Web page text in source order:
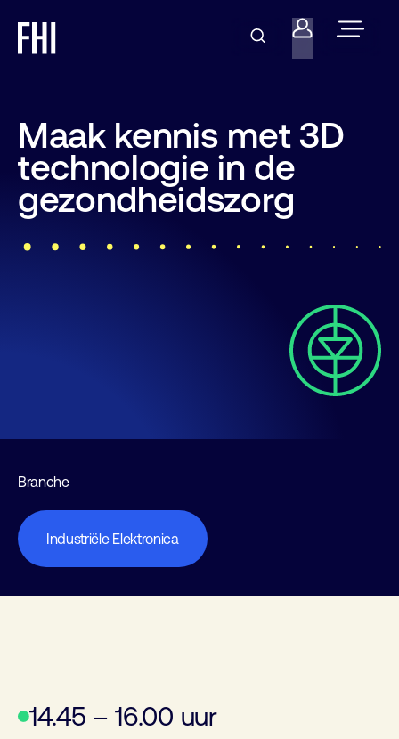
Maak kennis met 3D
technologie in de
gezondheidszorg
Branche
Industriële Elektronica
14.45 – 16.00 uur